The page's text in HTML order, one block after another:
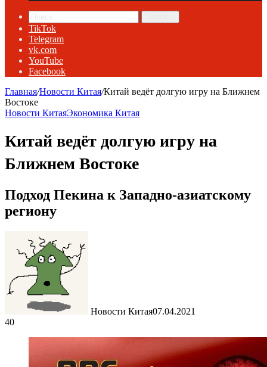
TikTok
Telegram
vk.com
YouTube
Facebook
Главная/Новости Китая/Китай ведёт долгую игру на Ближнем
Востоке
Новости КитаяЭкономика Китая
Китай ведёт долгую игру на
Ближнем Востоке
Подход Пекина к Западно-азиатскому
региону
Новости Китая07.04.2021
40